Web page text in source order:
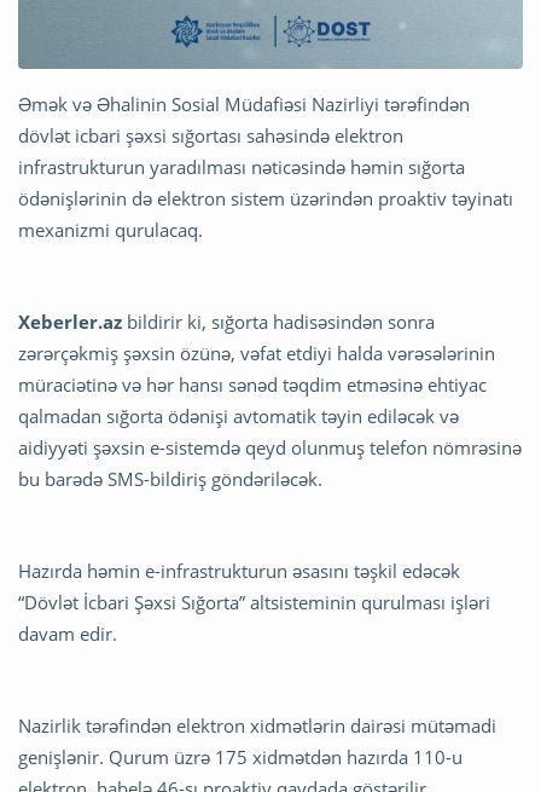
Əmək və Əhalinin Sosial Müdafiəsi Nazirliyi tərəfindən
dövlət icbari şəxsi sığortası sahəsində elektron
infrastrukturun yaradılması nəticəsində həmin sığorta
ödənişlərinin də elektron sistem üzərindən proaktiv təyinatı
mexanizmi qurulacaq.
Xeberler.az bildirir ki, sığorta hadisəsindən sonra
zərərçəkmiş şəxsin özünə, vəfat etdiyi halda vərəsələrinin
müraciətinə və hər hansı sənəd təqdim etməsinə ehtiyac
qalmadan sığorta ödənişi avtomatik təyin ediləcək və
aidiyyəti şəxsin e-sistemdə qeyd olunmuş telefon nömrəsinə
bu barədə SMS-bildiriş göndəriləcək.
Hazırda həmin e-infrastrukturun əsasını təşkil edəcək
“Dövlət İcbari Şəxsi Sığorta” altsisteminin qurulması işləri
davam edir.
Nazirlik tərəfindən elektron xidmətlərin dairəsi mütəmadi
genişlənir. Qurum üzrə 175 xidmətdən hazırda 110-u